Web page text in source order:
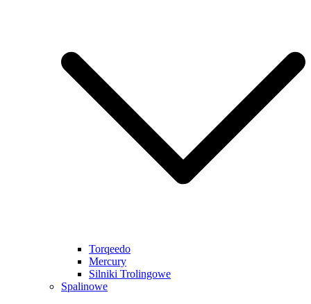
Torqeedo
Mercury
Silniki Trolingowe
Spalinowe